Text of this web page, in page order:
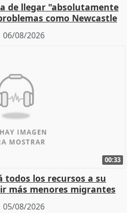
de llegar "absolutamente
como Newcastle
06/08/2026
00:33
los recursos a su
más menores migrantes
05/08/2026